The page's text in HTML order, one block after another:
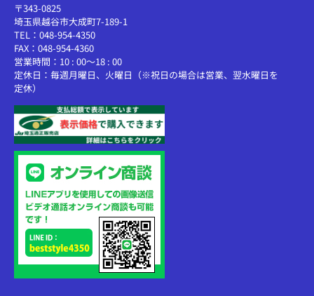
〒343-0825
埼玉県越谷市大成町7-189-1
TEL：048-954-4350
FAX：048-954-4360
営業時間：10 : 00～18 : 00
定休日：毎週月曜日、火曜日（※祝日の場合は営業、翌水曜日を
定休）